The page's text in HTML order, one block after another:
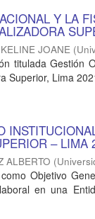
Y LA
JOANE (
titulada Gestión
Superior, Lima
– LIMA
ALBERTO (
Objetivo
en una